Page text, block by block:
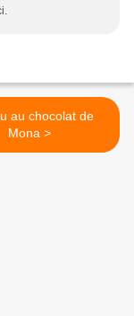
au chocolat de
Mona >